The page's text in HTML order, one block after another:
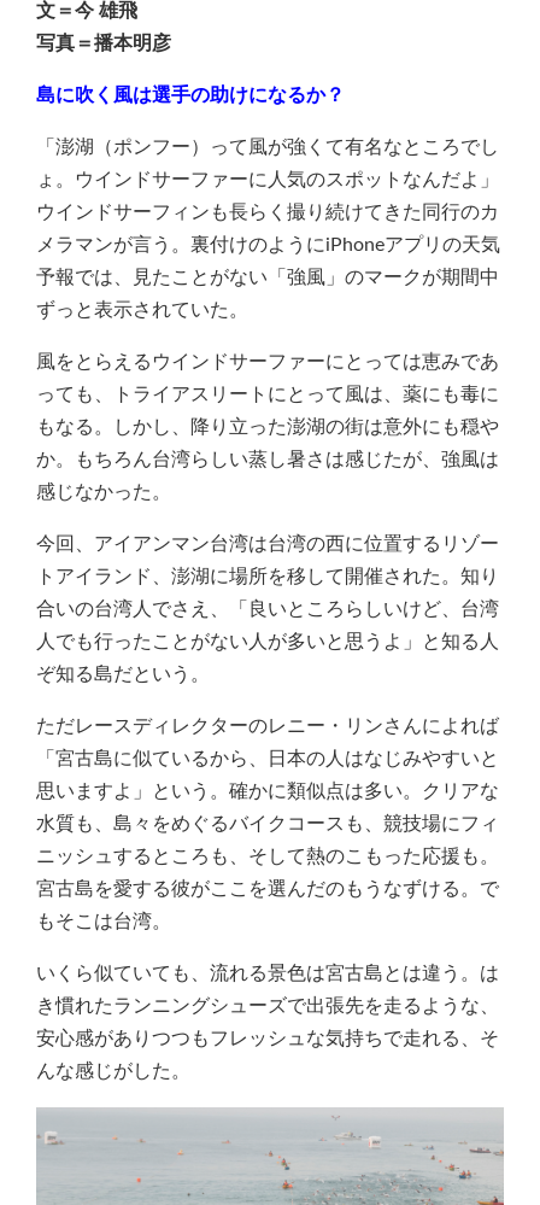
文＝今 雄飛
写真＝播本明彦
島に吹く風は選手の助けになるか？
「澎湖（ポンフー）って風が強くて有名なところでし
ょ。ウインドサーファーに人気のスポットなんだよ」
ウインドサーフィンも長らく撮り続けてきた同行のカ
メラマンが言う。裏付けのようにiPhoneアプリの天気
予報では、見たことがない「強風」のマークが期間中
ずっと表示されていた。
風をとらえるウインドサーファーにとっては恵みであ
っても、トライアスリートにとって風は、薬にも毒に
もなる。しかし、降り立った澎湖の街は意外にも穏や
か。もちろん台湾らしい蒸し暑さは感じたが、強風は
感じなかった。
今回、アイアンマン台湾は台湾の西に位置するリゾー
トアイランド、澎湖に場所を移して開催された。知り
合いの台湾人でさえ、「良いところらしいけど、台湾
人でも行ったことがない人が多いと思うよ」と知る人
ぞ知る島だという。
ただレースディレクターのレニー・リンさんによれば
「宮古島に似ているから、日本の人はなじみやすいと
思いますよ」という。確かに類似点は多い。クリアな
水質も、島々をめぐるバイクコースも、競技場にフィ
ニッシュするところも、そして熱のこもった応援も。
宮古島を愛する彼がここを選んだのもうなずける。で
もそこは台湾。
いくら似ていても、流れる景色は宮古島とは違う。は
き慣れたランニングシューズで出張先を走るような、
安心感がありつつもフレッシュな気持ちで走れる、そ
んな感じがした。